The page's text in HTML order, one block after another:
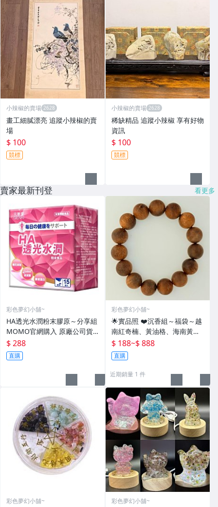
小辣椒的賣場
畫工細膩漂亮 追蹤小辣椒的賣
場
$ 100
競標
小辣椒的賣場
稀缺精品 追蹤小辣椒 享有好物
資訊
$ 100
競標
賣家最新刊登 看更多
彩色夢幻小舖~
HA透光水潤粉末膠原～分享組
MOMO官網購入 原廠公司貨
～愛美愛漂亮的人必備保健品
（圖片取至MOMO官網）下單
送贈品
$ 288
直購
彩色夢幻小舖~
🌟實品照 ❤️沉香組～福袋～越
南紅奇楠、黃油格、海南黃花
梨、印尼黃奇楠、越南富森紅
土、柬埔寨瘤疤花奇楠、達拉
干藥沉、印尼達拉干、加里曼
丹黃奇楠、達拉干藥沉
$ 188~$ 888
直購
近期銷量 1 件
彩色夢幻小舖~ 彩色夢幻小舖~